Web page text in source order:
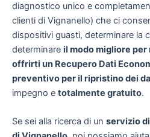
diagnostico unico e
clienti di Vignanello) che ci
dispositivi guasti, determinare la
determinare il modo migliore
offrirti un Recupero Dati
preventivo per il ripristino dei
impegno e totalmente gratuito.
Se sei alla ricerca di un servizio